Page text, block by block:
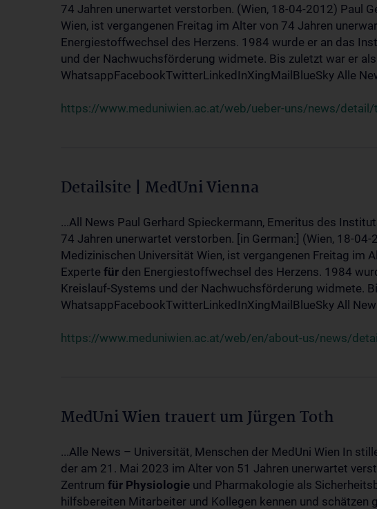
74 Jahren unerwartet verstorben. (Wien, 18-04-2012) Paul
Wien, ist vergangenen Freitag im Alter von 74 Jahren
Energiestoffwechsel des Herzens. 1984 wurde er an das
und der Nachwuchsförderung widmete. Bis zuletzt war er
WhatsappFacebookTwitterLinkedInXingMailBlueSky Alle
https://www.meduniwien.ac.at/web/ueber-uns/news/
Detailsite | MedUni Vienna
...All News Paul Gerhard Spieckermann, Emeritus des
74 Jahren unerwartet verstorben. [in German:] (Wien, 18-
Medizinischen Universität Wien, ist vergangenen Freitag im
Experte für den Energiestoffwechsel des Herzens. 1984
Kreislauf-Systems und der Nachwuchsförderung widmete.
WhatsappFacebookTwitterLinkedInXingMailBlueSky All
https://www.meduniwien.ac.at/web/en/about-us/news/
MedUni Wien trauert um Jürgen Toth
...Alle News – Universität, Menschen der MedUni Wien In
der am 21. Mai 2023 im Alter von 51 Jahren unerwartet
Zentrum für Physiologie und Pharmakologie als
hilfsbereiten Mitarbeiter und Kollegen kennen und schätzen